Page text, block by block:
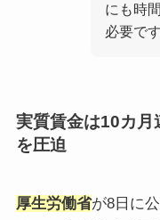
にも時
必要です
実質賃金は10カ月
を圧迫
厚生労働省が8日に